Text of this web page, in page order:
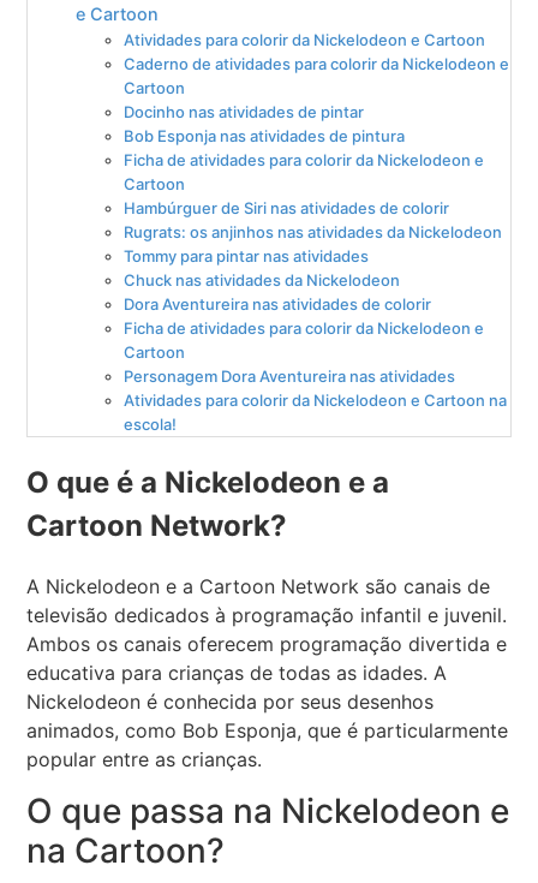
e Cartoon
Atividades para colorir da Nickelodeon e Cartoon
Caderno de atividades para colorir da Nickelodeon e
Cartoon
Docinho nas atividades de pintar
Bob Esponja nas atividades de pintura
Ficha de atividades para colorir da Nickelodeon e
Cartoon
Hambúrguer de Siri nas atividades de colorir
Rugrats: os anjinhos nas atividades da Nickelodeon
Tommy para pintar nas atividades
Chuck nas atividades da Nickelodeon
Dora Aventureira nas atividades de colorir
Ficha de atividades para colorir da Nickelodeon e
Cartoon
Personagem Dora Aventureira nas atividades
Atividades para colorir da Nickelodeon e Cartoon na
escola!
O que é a Nickelodeon e a
Cartoon Network?
A Nickelodeon e a Cartoon Network são canais de
televisão dedicados à programação infantil e juvenil.
Ambos os canais oferecem programação divertida e
educativa para crianças de todas as idades. A
Nickelodeon é conhecida por seus desenhos
animados, como Bob Esponja, que é particularmente
popular entre as crianças.
O que passa na Nickelodeon e
na Cartoon?